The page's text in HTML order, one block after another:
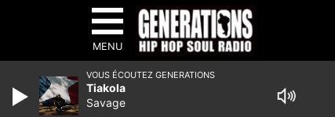
MENU
VOUS ÉCOUTEZ GENERATIONS
Tiakola
Savage